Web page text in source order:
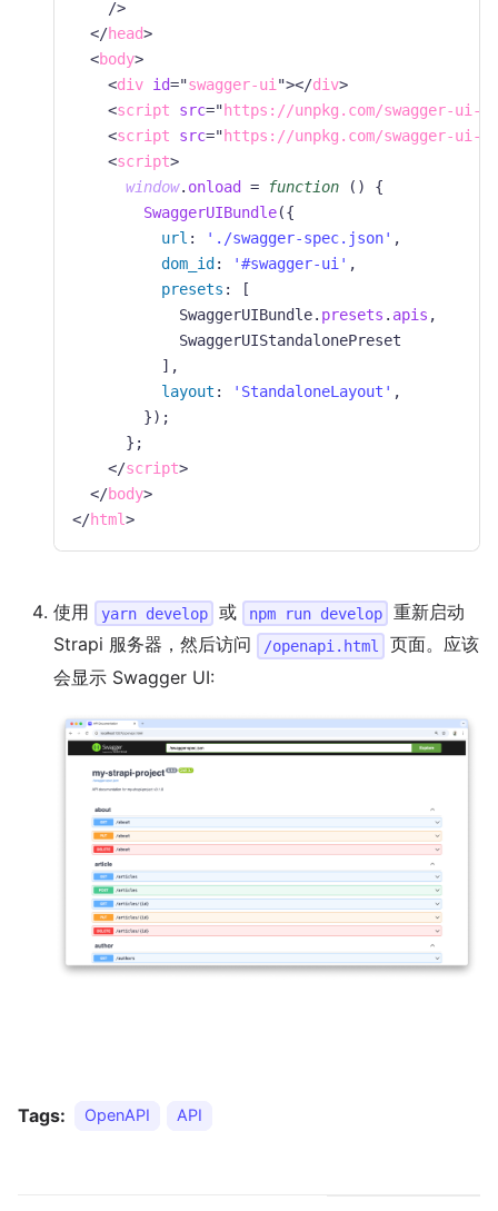
/>
</head>
<body>
<div id="swagger-ui "></div>
<script src="https://unpkg.com/swagger-ui-
<script src="https://unpkg.com/swagger-ui-
<script>
window. onload = function ( )
{
SwaggerUIBundle({
url : './swagger-spec.json' ,
dom_id : '#swagger-ui' ,
presets :
[
SwaggerUIBundle. presets . apis ,
SwaggerUIStandalonePreset
] ,
layout : 'StandaloneLayout' ,
}) ;
} ;
</script>
</body>
</html>
使用 yarn develop 或 npm run develop
重新启动
Strapi 服务器，然后访问
/openapi.html
页面。应该
会显示 Swagger UI:
Tags: OpenAPI API